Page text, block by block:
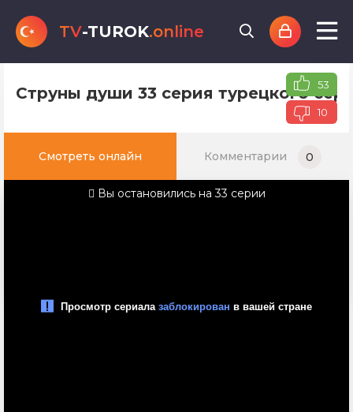
TV-TUROK.online
Струны души 33 серия турецкого 53
10
Смотреть онлайн Комментарии 0
Вы остановились на 33 серии